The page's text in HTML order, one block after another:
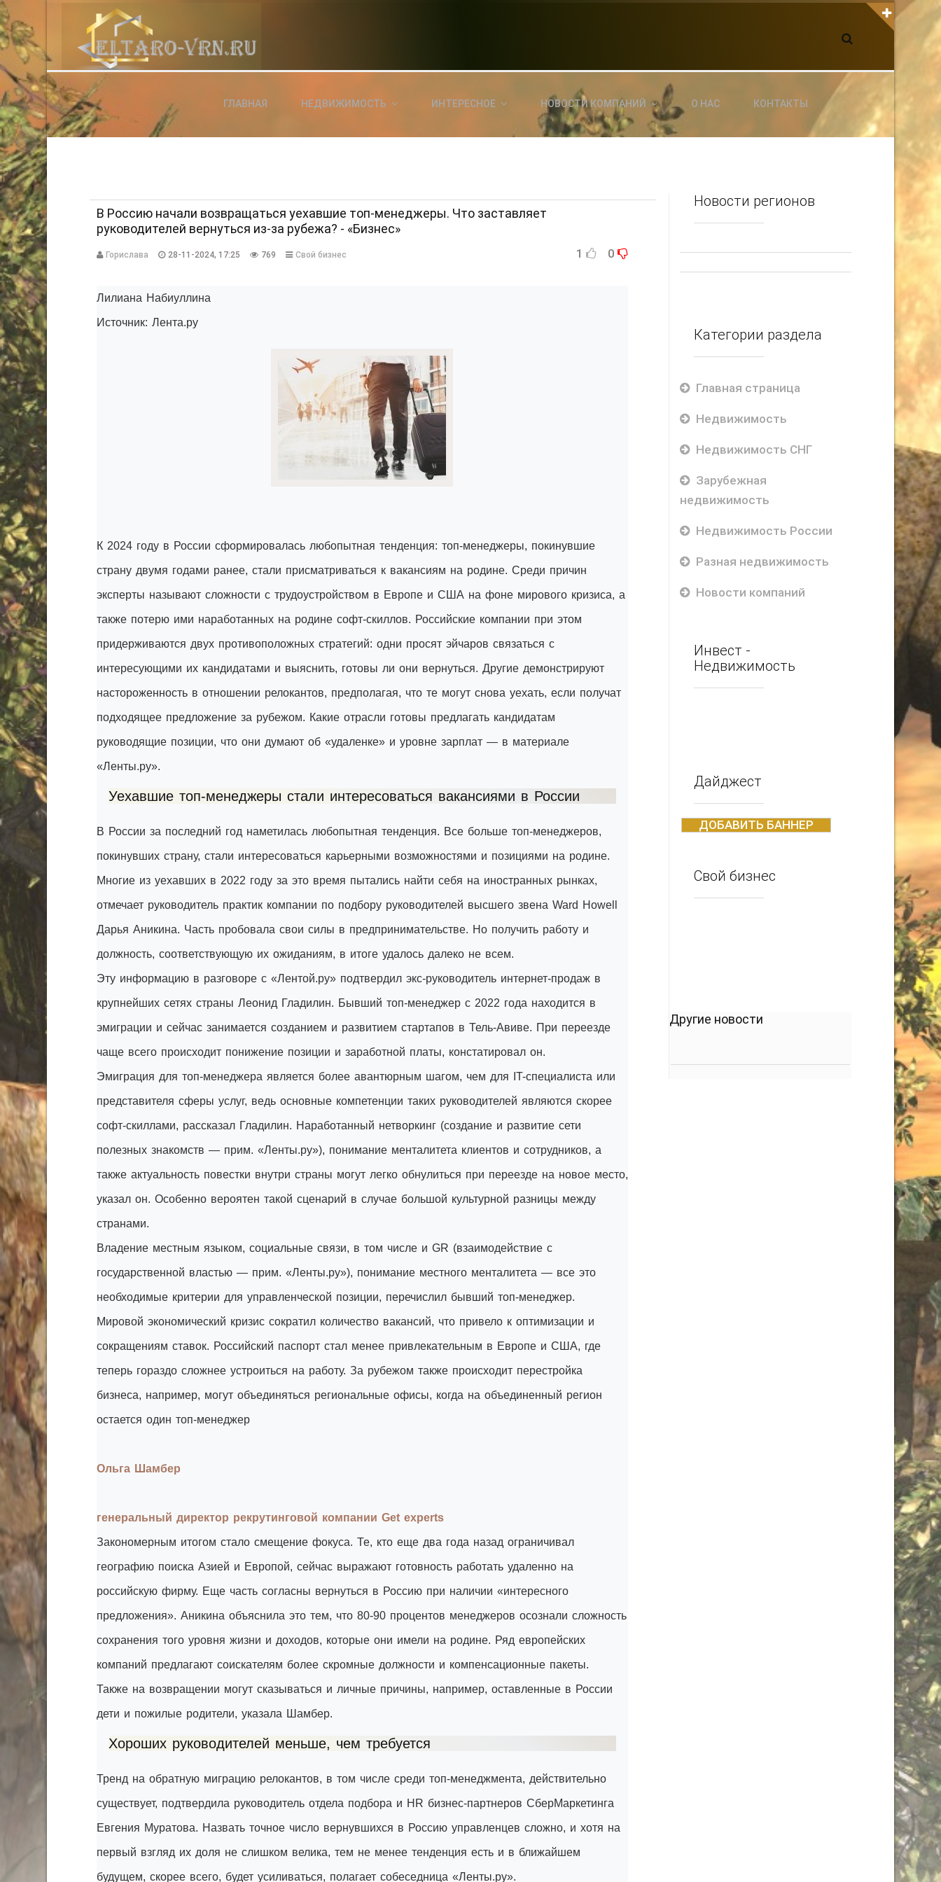
АВТОРИЗАЦИЯ НА САЙТЕ
Чужой компьютер Забыли пароль?
Регистрация
КАК С НАМИ СВЯЗАТЬСЯ
axin.ed@yandex.ru
yrikf40@gmail.com
Eltaro-Vrn.ru
ГЛАВНАЯ НЕДВИЖИМОСТЬ ИНТЕРЕСНОЕ НОВОСТИ КОМПАНИЙ О НАС КОНТАКТЫ
В Россию начали возвращаться уехавшие топ-менеджеры. Что заставляет
руководителей вернуться из-за рубежа? - «Бизнес»
Горислава 28-11-2024, 17:25 769 Свой бизнес 1 0
Лилиана Набиуллина
Источник: Лента.ру
К 2024 году в России сформировалась любопытная тенденция: топ-менеджеры, покинувшие
страну двумя годами ранее, стали присматриваться к вакансиям на родине. Среди причин
эксперты называют сложности с трудоустройством в Европе и США на фоне мирового кризиса, а
также потерю ими наработанных на родине софт-скиллов. Российские компании при этом
придерживаются двух противоположных стратегий: одни просят эйчаров связаться с
интересующими их кандидатами и выяснить, готовы ли они вернуться. Другие демонстрируют
настороженность в отношении релокантов, предполагая, что те могут снова уехать, если получат
подходящее предложение за рубежом. Какие отрасли готовы предлагать кандидатам
руководящие позиции, что они думают об «удаленке» и уровне зарплат — в материале
«Ленты.ру».
Уехавшие топ-менеджеры стали интересоваться вакансиями в России
В России за последний год наметилась любопытная тенденция. Все больше топ-менеджеров,
покинувших страну, стали интересоваться карьерными возможностями и позициями на родине.
Многие из уехавших в 2022 году за это время пытались найти себя на иностранных рынках,
отмечает руководитель практик компании по подбору руководителей высшего звена Ward Howell
Дарья Аникина. Часть пробовала свои силы в предпринимательстве. Но получить работу и
должность, соответствующую их ожиданиям, в итоге удалось далеко не всем.
Эту информацию в разговоре с «Лентой.ру» подтвердил экс-руководитель интернет-продаж в
крупнейших сетях страны Леонид Гладилин. Бывший топ-менеджер с 2022 года находится в
эмиграции и сейчас занимается созданием и развитием стартапов в Тель-Авиве. При переезде
чаще всего происходит понижение позиции и заработной платы, констатировал он.
Эмиграция для топ-менеджера является более авантюрным шагом, чем для IT-специалиста или
представителя сферы услуг, ведь основные компетенции таких руководителей являются скорее
софт-скиллами, рассказал Гладилин. Наработанный нетворкинг (создание и развитие сети
полезных знакомств — прим. «Ленты.ру»), понимание менталитета клиентов и сотрудников, а
также актуальность повестки внутри страны могут легко обнулиться при переезде на новое место,
указал он. Особенно вероятен такой сценарий в случае большой культурной разницы между
странами.
Владение местным языком, социальные связи, в том числе и GR (взаимодействие с
государственной властью — прим. «Ленты.ру»), понимание местного менталитета — все это
необходимые критерии для управленческой позиции, перечислил бывший топ-менеджер.
Мировой экономический кризис сократил количество вакансий, что привело к оптимизации и
сокращениям ставок. Российский паспорт стал менее привлекательным в Европе и США, где
теперь гораздо сложнее устроиться на работу. За рубежом также происходит перестройка
бизнеса, например, могут объединяться региональные офисы, когда на объединенный регион
остается один топ-менеджер
Ольга Шамбер
генеральный директор рекрутинговой компании Get experts
Закономерным итогом стало смещение фокуса. Те, кто еще два года назад ограничивал
географию поиска Азией и Европой, сейчас выражают готовность работать удаленно на
российскую фирму. Еще часть согласны вернуться в Россию при наличии «интересного
предложения». Аникина объяснила это тем, что 80-90 процентов менеджеров осознали сложность
сохранения того уровня жизни и доходов, которые они имели на родине. Ряд европейских
компаний предлагают соискателям более скромные должности и компенсационные пакеты.
Также на возвращении могут сказываться и личные причины, например, оставленные в России
дети и пожилые родители, указала Шамбер.
Хороших руководителей меньше, чем требуется
Тренд на обратную миграцию релокантов, в том числе среди топ-менеджмента, действительно
существует, подтвердила руководитель отдела подбора и HR бизнес-партнеров СберМаркетинга
Евгения Муратова. Назвать точное число вернувшихся в Россию управленцев сложно, и хотя на
первый взгляд их доля не слишком велика, тем не менее тенденция есть и в ближайшем
будущем, скорее всего, будет усиливаться, полагает собеседница «Ленты.ру».
Новости регионов
Категории раздела
Главная страница
Недвижимость
Недвижимость СНГ
Зарубежная
недвижимость
Недвижимость России
Разная недвижимость
Новости компаний
Инвест -
Недвижимость
Дайджест
ДОБАВИТЬ БАННЕР
Свой бизнес
Другие новости